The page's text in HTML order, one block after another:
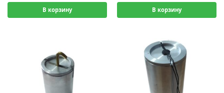
В корзину В корзину